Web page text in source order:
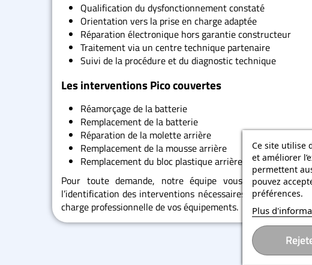
Ce site utilise
et améliorer
permettent
pouvez
préférences.
Plus
Qualification du dysfonctionnement constaté
Orientation vers la prise en charge adaptée
Réparation électronique hors garantie constructeur
Traitement via un centre technique partenaire
Suivi de la procédure et du diagnostic technique
Les interventions Pico couvertes
Réamorçage de la batterie
Remplacement de la batterie
Réparation de la molette arrière
Remplacement de la mousse arrière
Remplacement du bloc plastique arrière et de la
Pour toute demande, notre équipe vous accompagne
l’identification des interventions nécessaires et la mise en
charge professionnelle de vos équipements.